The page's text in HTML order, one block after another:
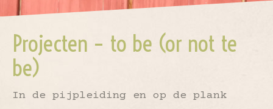
Projecten – to be (or not te
be)
In de pijpleiding en op de plank